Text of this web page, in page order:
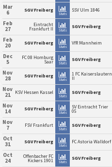
Mar
6
SGV Freiberg
Stats
SSV Ulm 1846
Feb
27
Eintracht
Frankfurt II Stats
SGV Freiberg
Feb
20
SGV Freiberg
Stats
VfR Mannheim
Dec
5
FC 08 Homburg
Saar Stats
SGV Freiberg
Nov
28
SGV Freiberg
Stats
1 FC Kaiserslautern
II
Nov
21
KSV Hessen Kassel
Stats
SGV Freiberg
Nov
14
SGV Freiberg
Stats
SV Eintracht Trier
05
Nov
7
FSV Frankfurt
Stats
SGV Freiberg
Oct
31
SGV Freiberg
Stats
FC Astoria Walldorf
Oct
24
Offenbacher FC
Kickers 1901 Stats
SGV Freiberg